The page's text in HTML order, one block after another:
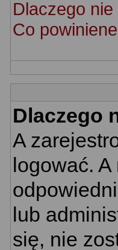
Dlaczego
Co
Dlaczego
A
logować. A
lub
się, nie